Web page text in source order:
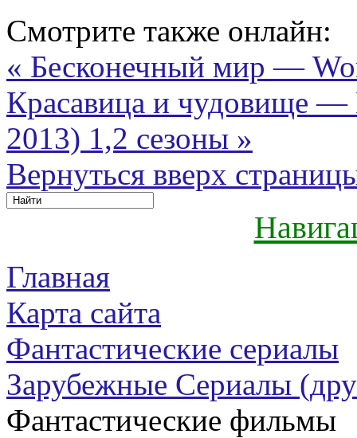
Смотрите также онлайн:
« Бесконечный мир —
Красавица и чудовище —
2013) 1,2 сезоны »
Вернуться вверх
Главная
Карта сайта
Фантастические сериалы
Зарубежные Сериалы
Фантастические фильмы